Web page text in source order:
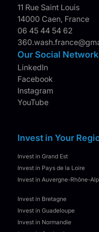
11 Rue Saint Louis
14000 Caen, France
06 45 44 54 62
Our Social
LinkedIn
Facebook
Instagram
YouTube
Invest in Your
Invest in Grand Est
Invest in Pays de la Loire
Invest in Auvergne-Rhône-
Invest in Bretagne
Invest in Guadeloupe
Invest in Normandie